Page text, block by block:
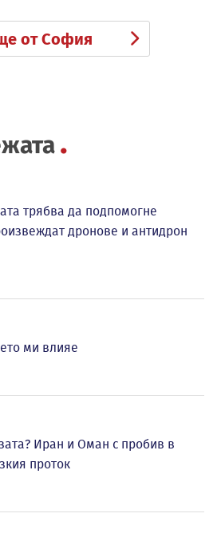
от София
трябва да подпомогне
дронове и антидрон
ми влияе
Иран и Оман с пробив в
проток